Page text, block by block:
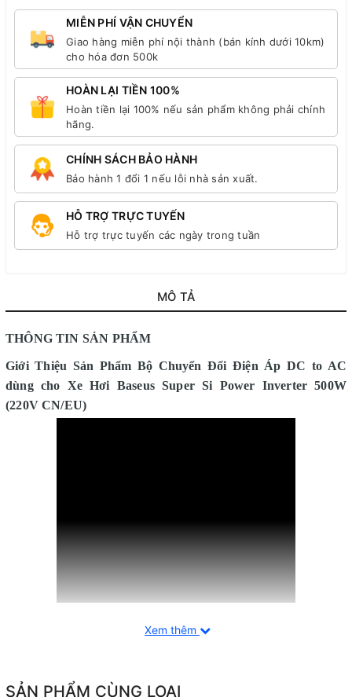
MIỄN PHÍ VẬN CHUYỂN
Giao hàng miễn phí nội thành (bán kính dưới 10km)
cho hóa đơn 500k
HOÀN LẠI TIỀN 100%
Hoàn tiền lại 100% nếu sản phẩm không phải chính
hãng.
CHÍNH SÁCH BẢO HÀNH
Bảo hành 1 đổi 1 nếu lỗi nhà sản xuất.
HỖ TRỢ TRỰC TUYẾN
Hỗ trợ trực tuyến các ngày trong tuần
MÔ TẢ
THÔNG TIN SẢN PHẨM
Giới Thiệu Sản Phẩm Bộ Chuyển Đổi Điện Áp DC to AC
dùng cho Xe Hơi Baseus Super Si Power Inverter 500W
(220V CN/EU)
Tính Năng Cơ Bản Bộ Chuyển Đổi Điện Áp DC to AC dùng
Xem thêm
SẢN PHẨM CÙNG LOẠI